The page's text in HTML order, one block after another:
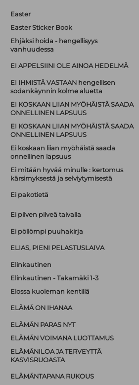
Easter
Easter Sticker Book
Ehjäksi hoida - hengellisyys
vanhuudessa
EI APPELSIINI OLE AINOA HEDELMÄ
EI IHMISTÄ VASTAAN hengellisen
sodankäynnin kolme aluetta
EI KOSKAAN LIIAN MYÖHÄISTÄ SAADA
ONNELLINEN LAPSUUS
EI KOSKAAN LIIAN MYÖHÄISTÄ SAADA
ONNELLINEN LAPSUUS
Ei koskaan liian myöhäistä saada
onnellinen lapsuus
Ei mitään hyvää minulle : kertomus
kärsimyksestä ja selviytymisestä
Ei pakotietä
Ei pilven pilveä taivalla
Ei pöllömpi puuhakirja
ELIAS, PIENI PELASTUSLAIVA
Elinkautinen
Elinkautinen - Takamäki 1-3
Elossa kuoleman kentillä
ELÄMÄ ON IHANAA
ELÄMÄN PARAS NYT
ELÄMÄN VOIMANA LUOTTAMUS
ELÄMÄNILOA JA TERVEYTTÄ
KASVISRUOASTA
ELÄMÄNTAPANA RUKOUS